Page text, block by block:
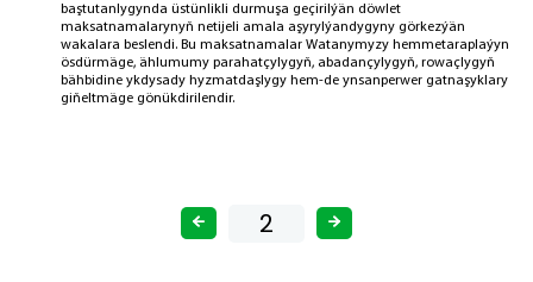
baştutanlygynda üstünlikli durmuşa geçirilýän döwlet
maksatnamalarynyň netijeli amala aşyrylýandygyny görkezýän
wakalara beslendi. Bu maksatnamalar Watanymyzy hemmetaraplaýyn
ösdürmäge, ählumumy parahatçylygyň, abadançylygyň, rowaçlygyň
bähbidine ykdysady hyzmatdaşlygy hem-de ynsanperwer gatnaşyklary
giňeltmäge gönükdirilendir.